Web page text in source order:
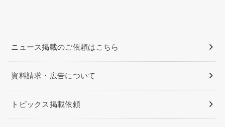
ニュース掲載のご依頼はこちら
資料請求・広告について
トピックス掲載依頼